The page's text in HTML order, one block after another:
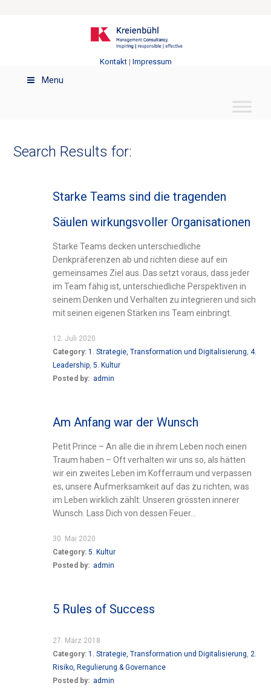
Kontakt| Impressum
Menu
Search Results for:
Starke Teams sind die tragenden
Säulen wirkungsvoller Organisationen
Starke Teams decken unterschiedliche
Denkpräferenzen ab und richten diese auf ein
gemeinsames Ziel aus. Das setzt voraus, dass jeder
im Team fähig ist, unterschiedliche Perspektiven in
seinem Denken und Verhalten zu integrieren und sich
mit seinen eigenen Stärken ins Team einbringt.
12. Juli 2020
Category:1. Strategie, Transformation und Digitalisierung,4.
Leadership,5. Kultur
Posted by: admin
Am Anfang war der Wunsch
Petit Prince – An alle die in ihrem Leben noch einen
Traum haben – Oft verhalten wir uns so, als hätten
wir ein zweites Leben im Kofferraum und verpassen
es, unsere Aufmerksamkeit auf das zu richten, was
im Leben wirklich zählt: Unseren grössten innerer
Wunsch. Lass Dich von dessen Feuer...
30. Mai 2020
Category:5. Kultur
Posted by: admin
5 Rules of Success
27. März 2018
Category:1. Strategie, Transformation und Digitalisierung,2.
Risiko, Regulierung & Governance
Posted by: admin